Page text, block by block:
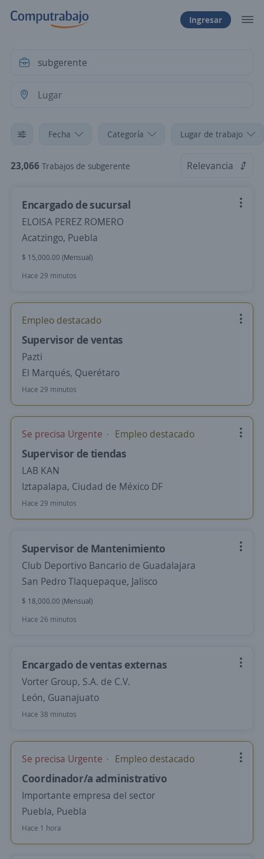
Ingresar
Fecha Categoría Lugar de trabajo
23,066 Trabajos de subgerente Relevancia
Encargado de sucursal
ELOISA PEREZ ROMERO
Acatzingo, Puebla
$ 15,000.00 (Mensual)
Hace 29 minutos
Empleo destacado
Supervisor de ventas
Pazti
El Marqués, Querétaro
Hace 29 minutos
Se precisa Urgente Empleo destacado
Supervisor de tiendas
LAB KAN
Iztapalapa, Ciudad de México DF
Hace 29 minutos
Supervisor de Mantenimiento
Club Deportivo Bancario de Guadalajara
San Pedro Tlaquepaque, Jalisco
$ 18,000.00 (Mensual)
Hace 26 minutos
Encargado de ventas externas
Vorter Group, S.A. de C.V.
León, Guanajuato
Hace 38 minutos
Se precisa Urgente Empleo destacado
Coordinador/a administrativo
Importante empresa del sector
Puebla, Puebla
Hace 1 hora